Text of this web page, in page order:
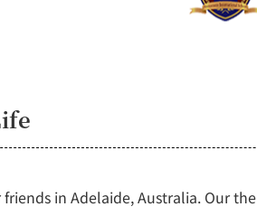
in Adelaide, Australia. Our